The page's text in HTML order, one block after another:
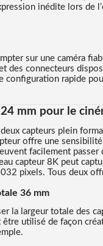
inédite lors de
sur une caméra
des connecteurs
configuration rapide
mm pour le
deux capteurs plein
offre une
facilement
capteur 8K peut
pixels. Tous deux
36 mm
la largeur totale des
utilisé de façon